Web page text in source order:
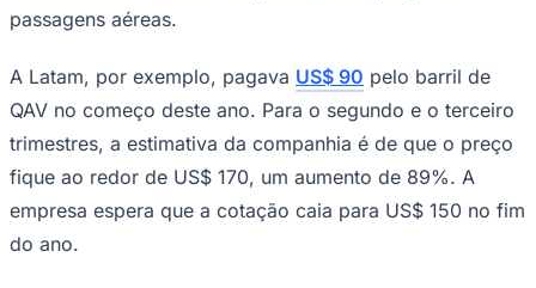
passagens aéreas.
A Latam, por exemplo, pagava US$ 90 pelo barril de
QAV no começo deste ano. Para o segundo e o terceiro
trimestres, a estimativa da companhia é de que o preço
fique ao redor de US$ 170, um aumento de 89%. A
empresa espera que a cotação caia para US$ 150 no fim
do ano.